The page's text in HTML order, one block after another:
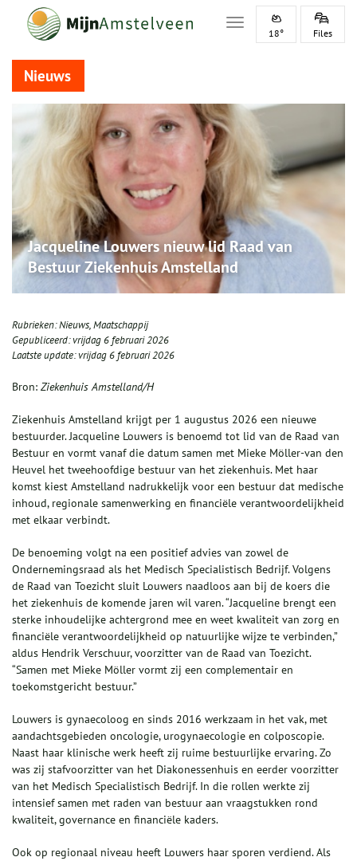
Toggle navigation
18° Files
Nieuws
Jacqueline Louwers nieuw lid Raad van
Bestuur Ziekenhuis Amstelland
Rubrieken:Nieuws,Maatschappij
Gepubliceerd:vrijdag 6 februari 2026
Laatste update:vrijdag 6 februari 2026
Bron: Ziekenhuis Amstelland/H
Ziekenhuis Amstelland krijgt per 1 augustus 2026 een nieuwe
bestuurder. Jacqueline Louwers is benoemd tot lid van de Raad van
Bestuur en vormt vanaf die datum samen met Mieke Möller-van den
Heuvel het tweehoofdige bestuur van het ziekenhuis. Met haar
komst kiest Amstelland nadrukkelijk voor een bestuur dat medische
inhoud, regionale samenwerking en financiële verantwoordelijkheid
met elkaar verbindt.
De benoeming volgt na een positief advies van zowel de
Ondernemingsraad als het Medisch Specialistisch Bedrijf. Volgens
de Raad van Toezicht sluit Louwers naadloos aan bij de koers die
het ziekenhuis de komende jaren wil varen. “Jacqueline brengt een
sterke inhoudelijke achtergrond mee en weet kwaliteit van zorg en
financiële verantwoordelijkheid op natuurlijke wijze te verbinden,”
aldus Hendrik Verschuur, voorzitter van de Raad van Toezicht.
“Samen met Mieke Möller vormt zij een complementair en
toekomstgericht bestuur.”
Louwers is gynaecoloog en sinds 2016 werkzaam in het vak, met
aandachtsgebieden oncologie, urogynaecologie en colposcopie.
Naast haar klinische werk heeft zij ruime bestuurlijke ervaring. Zo
was zij stafvoorzitter van het Diakonessenhuis en eerder voorzitter
van het Medisch Specialistisch Bedrijf. In die rollen werkte zij
intensief samen met raden van bestuur aan vraagstukken rond
kwaliteit, governance en financiële kaders.
Ook op regionaal niveau heeft Louwers haar sporen verdiend. Als